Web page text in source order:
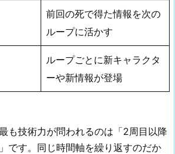
前回の死で得た情報を次の
ループに活かす
ループごとに新キャラクタ
ーや新情報が登場
も技術力が問われるのは「2周目以降
です。同じ時間軸を繰り返すのだか